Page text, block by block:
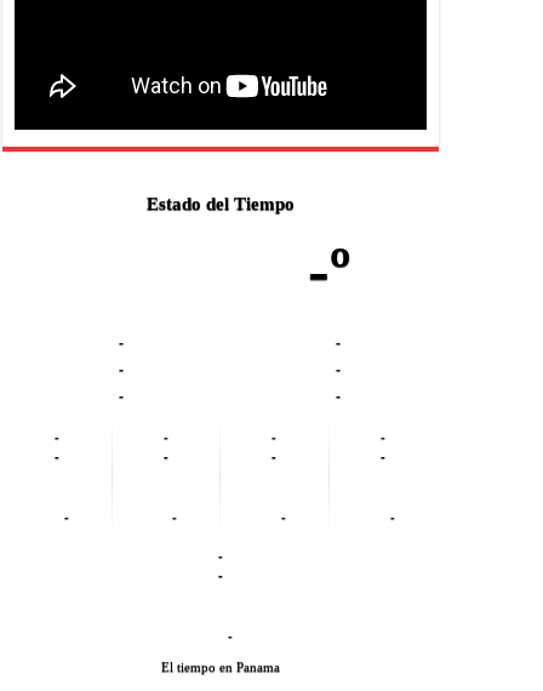
Estado del Tiempo
-º
-
-
-
-
-
-
-
-
-
-
-
-
-
-
-
-
-
-
-
-
-
El tiempo en Panama